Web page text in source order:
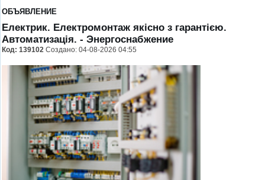
ОБЪЯВЛЕНИЕ
Електрик. Електромонтаж якісно з гарантією.
Автоматизація. - Энергоснабжение
Код: 139102 Создано: 04-08-2026 04:55